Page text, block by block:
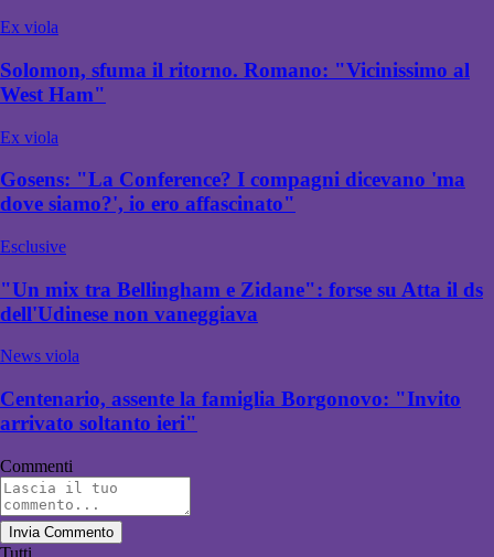
Ex viola
Solomon, sfuma il ritorno. Romano: "Vicinissimo al
West Ham"
Ex viola
Gosens: "La Conference? I compagni dicevano 'ma
dove siamo?', io ero affascinato"
Esclusive
"Un mix tra Bellingham e Zidane": forse su Atta il ds
dell'Udinese non vaneggiava
News viola
Centenario, assente la famiglia Borgonovo: "Invito
arrivato soltanto ieri"
Commenti
Invia Commento
Tutti